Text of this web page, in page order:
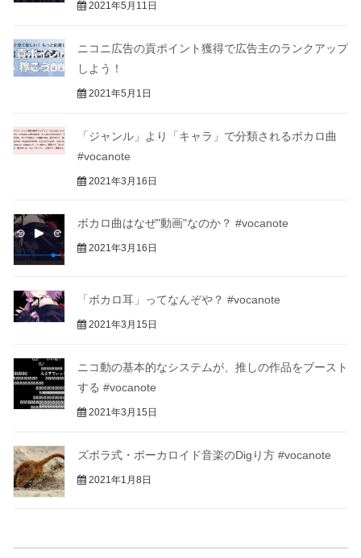
2021年5月11日
ニコニ広告の貢ポイント獲得で広告主のランクアップ
しよう！
2021年5月1日
「ジャンル」より「キャラ」で分類されるボカロ曲
#vocanote
2021年3月16日
ボカロ曲はなぜ"動画"なのか？ #vocanote
2021年3月16日
「ボカロ耳」ってなんぞや？ #vocanote
2021年3月15日
ニコ動の基本的なシステムが、推しの作品をブースト
する #vocanote
2021年3月15日
ズボラ式・ボーカロイド音楽のDigり方 #vocanote
2021年1月8日